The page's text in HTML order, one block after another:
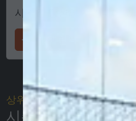
시간은 당신의 시간대에 있
상위 20명
시즌 팬 상위 20명